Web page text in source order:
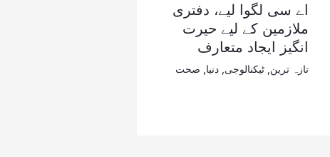
اے سی لگوا لیے، دفتری
ملازمین کے لیے حیرت
انگیز ایجاد متعارف
تازہ ترین ٹیکنالوجی دنیا صحت